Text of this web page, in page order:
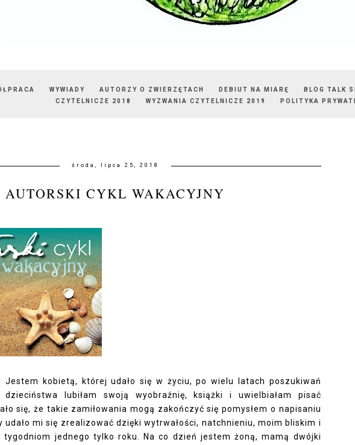
WYWIADY AUTORZY O ZWIERZĘTACH DEBIUT NA MIARĘ
BLOG TALK
CZYTELNICZE 2018
WYZWANIA CZYTELNICZE 2019 POLITYKA
środa, lipca 25, 2018
AUTORSKI CYKL WAKACYJNY
Jestem kobietą, której udało się w życiu, po wielu latach poszukiwań
dzieciństwa lubiłam swoją wyobraźnię, książki i uwielbiałam pisać
się, że takie zamiłowania mogą zakończyć się pomysłem o napisaniu
udało mi się zrealizować dzięki wytrwałości, natchnieniu, moim bliskim i
tygodniom jednego tylko roku. Na co dzień jestem żoną, mamą dwójki